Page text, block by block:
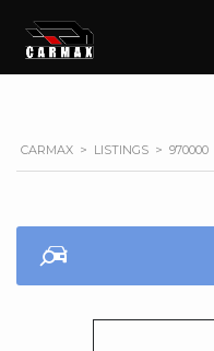
CARMAX > LISTINGS > 970000